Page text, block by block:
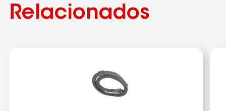
Relacionados